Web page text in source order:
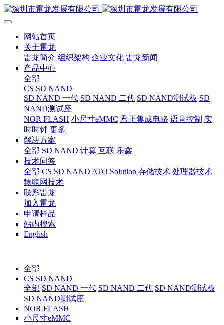
网站首页
关于雷龙
雷龙简介 组织架构 企业文化 雷龙新闻
产品中心
全部
CS SD NAND
SD NAND 一代 SD NAND 二代 SD NAND测试板 SD
NAND测试座
NOR FLASH 小尺寸eMMC 君正集成电路 语音控制 实
时时钟 更多
解决方案
全部 SD NAND 计算 互联 乐鑫
技术问答
全部 CS SD NAND ATO Solution 存储技术 处理器技术
物联网技术
联系雷龙
加入雷龙
申请样品
站内搜索
English
全部
CS SD NAND
全部 SD NAND 一代 SD NAND 二代 SD NAND测试板
SD NAND测试座
NOR FLASH
小尺寸eMMC